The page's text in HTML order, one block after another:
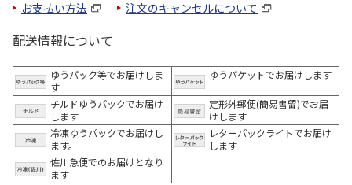
お支払い方法 注文のキャンセルについて
配送情報について
ゆうパック等でお届けしま
す
ゆうパケットでお届けします
チルドゆうパックでお届け
します
定形外郵便(簡易書留)でお届
けします
冷凍ゆうパックでお届けし
ます。
レターパックライトでお届け
します
佐川急便でのお届けとなり
ます